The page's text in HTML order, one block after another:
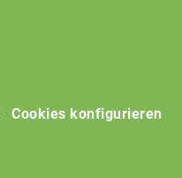
Cookies konfigurieren